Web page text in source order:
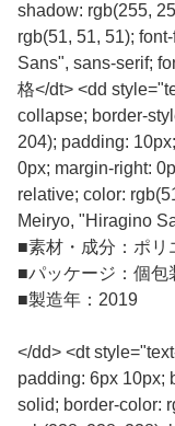
shadow: rgb(255,
rgb(51, 51, 51);
Sans", sans-serif;
格</dt> <dd
collapse; border-
204); padding:
0px; margin-right:
relative; color:
Meiryo, "Hiragino
■素材・成分：ポリ
■パッケージ：個包
■製造年：2019
</dd> <dt
padding: 6px 10px;
solid; border-color: